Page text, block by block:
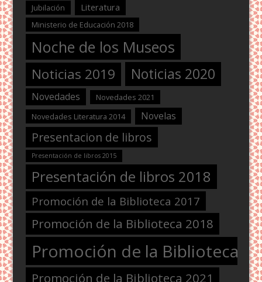
Jubilación
Literatura
Ministerio de Educación 2018
Noche de los Museos
Noticias 2019 Noticias 2020
Novedades
Novedades 2021
Novedades Literatura 2014
Novelas
Presentacion de libros
Presentación de libros 2015
Presentación de libros 2018
Promoción de la Biblioteca 2017
Promoción de la Biblioteca 2018
Promoción de la Biblioteca
Promoción de la Biblioteca 2021